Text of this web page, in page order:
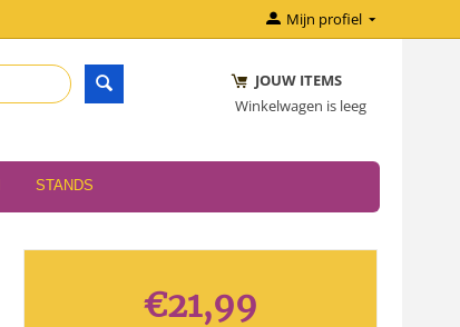
Mijn profiel
JOUW ITEMS
Winkelwagen is leeg
STANDS
€21,99